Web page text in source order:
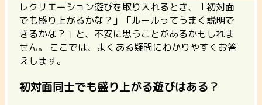
レクリエーション遊びを取り入れるとき、「初対面
でも盛り上がるかな？」「ルールってうまく説明で
きるかな？」と、不安に思うことがあるかもしれま
せん。
ここでは、よくある疑問にわかりやすくお答
えします。
初対面同士でも盛り上がる遊びはある？